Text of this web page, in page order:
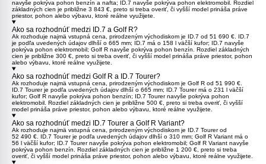
navyše pokrýva pohon benzín a nafta; ID.7 navyše pokrýva pohon elektromobil. Rozdiel
základných cien je približne 3 843 €, preto si treba overiť, či vyšší model prináša práve
priestor, pohon alebo výbavu, ktoré reálne využijete.
Ako sa rozhodnúť medzi ID.7 a Golf R?
Ak rozhoduje najmä vstupná cena, prirodzeným východiskom je ID.7 od 51 690 €. ID.7
je podľa uvedených údajov dlhší o 665 mm; ID.7 má o 158 l väčší kufor; ID.7 navyše
pokrýva pohon elektromobil; Golf R navyše pokrýva pohon benzín. Rozdiel základných
cien je približne 300 €, preto si treba overiť, či vyšší model prináša práve priestor, pohon
alebo výbavu, ktoré reálne využijete.
Ako sa rozhodnúť medzi Golf R a ID.7 Tourer?
Ak rozhoduje najmä vstupná cena, prirodzeným východiskom je Golf R od 51 990 €.
ID.7 Tourerje podľa uvedených údajov dlhší o 665 mm; ID.7 Tourer má o 231 l väčší
kufor; Golf R navyše pokrýva pohon benzín; ID.7 Tourer navyše pokrýva pohon
elektromobil. Rozdiel základných cien je približne 500 €, preto si treba overiť, či vyšší
model prináša práve priestor, pohon alebo výbavu, ktoré reálne využijete.
Ako sa rozhodnúť medzi ID.7 Tourer a Golf R Variant?
Ak rozhoduje najmä vstupná cena, prirodzeným východiskom je ID.7 Tourerod
52 490 €. ID.7 Tourer je podľa uvedených údajov dlhší o 310 mm; Golf R Variant má o
56 l väčší kufor; ID.7 Tourer navyše pokrýva pohon elektromobil; Golf R Variant navyše
pokrýva pohon benzín. Rozdiel základných cien je približne 1 200 €, preto si treba
overiť, či vyšší model prináša práve priestor, pohon alebo výbavu, ktoré reálne využijete.